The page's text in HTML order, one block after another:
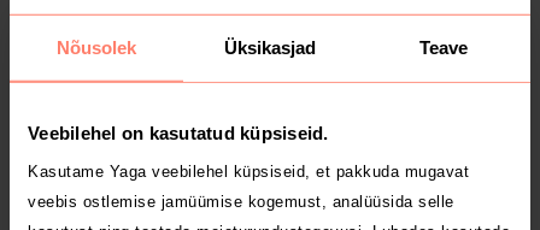
Nõusolek Üksikasjad Teave
Veebilehel on kasutatud küpsiseid.
Kasutame Yaga veebilehel küpsiseid, et pakkuda mugavat
veebis ostlemise jamüümise kogemust, analüüsida selle
150 €